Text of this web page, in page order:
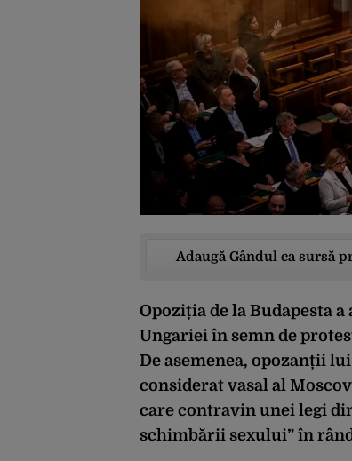
Adaugă Gândul ca sursă
Opoziția de la Budapesta
Ungariei în semn de
De asemenea, opozanții
considerat vasal al
care contravin unei legi
schimbării sexului” în